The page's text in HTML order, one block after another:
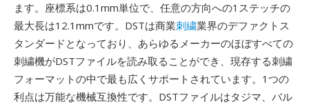
ます。座標系は0.1mm単位で、任意の方向への1ステッチの
最大長は12.1mmです。DSTは商業刺繍業界のデファクトス
タンダードとなっており、あらゆるメーカーのほぼすべての
刺繍機がDSTファイルを読み取ることができ、現存する刺繍
フォーマットの中で最も広くサポートされています。1つの
利点は万能な機械互換性です。DSTファイルはタジマ、バル